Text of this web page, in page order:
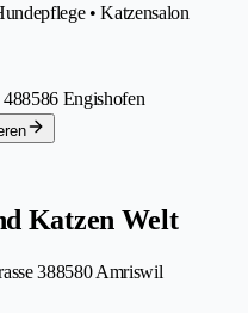
• Katzensalon
488586 Engishofen
Katzen Welt
388580 Amriswil